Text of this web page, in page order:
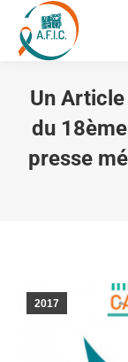
Un
du
presse
2017